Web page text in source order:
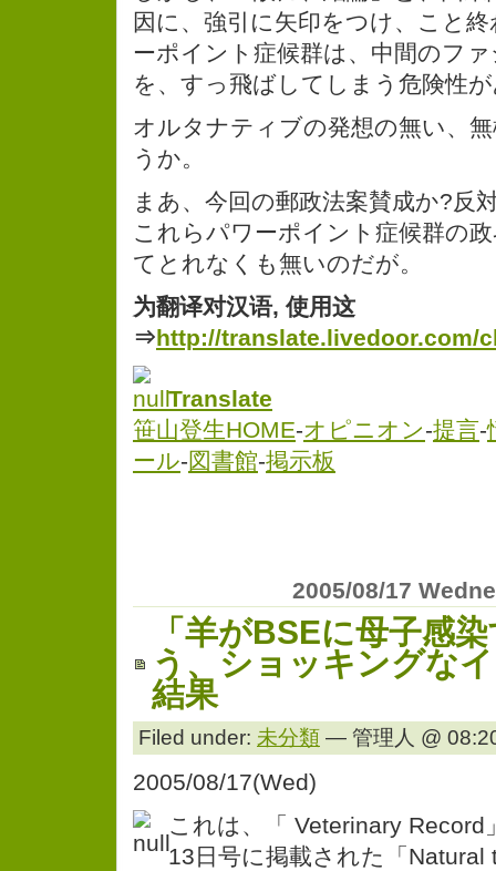
因に、強引に矢印をつけ、こと
ーポイント症候群は、中間のフ
を、すっ飛ばしてしまう危険性
オルタナティブの発想の無い、
うか。
まあ、今回の郵政法案賛成か?反
これらパワーポイント症候群の
てとれなくも無いのだが。
为翻译对汉语, 使用这
⇒http://translate.livedoor.com/
Translate
笹山登生HOME-オピニオン-提言-
ール-図書館-掲示板
2005/08/17
「羊がBSEに母子感
う、ショッキングな
結果
Filed under: 未分類 — 管理人 @
2005/08/17(Wed)
これは、「 Veterinary Record
13日号に掲載された「Natural